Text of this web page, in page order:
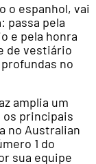
o espanhol, vai
passa pela
e pela honra
de vestiário
no
amplia um
os principais
no Australian
1 do
sua equipe